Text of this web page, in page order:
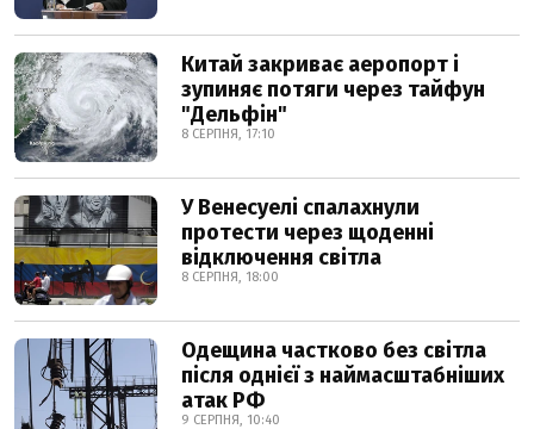
Китай закриває аеропорт і
зупиняє потяги через тайфун
"Дельфін"
8 СЕРПНЯ, 17:10
У Венесуелі спалахнули
протести через щоденні
відключення світла
8 СЕРПНЯ, 18:00
Одещина частково без світла
після однієї з наймасштабніших
атак РФ
9 СЕРПНЯ, 10:40